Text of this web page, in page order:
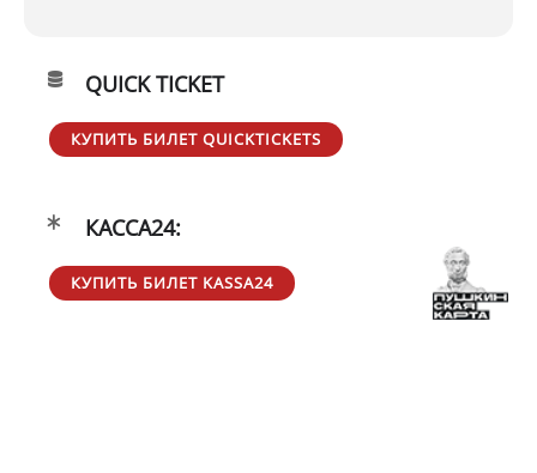
QUICK TICKET
КУПИТЬ БИЛЕТ QUICKTICKETS
КАССА24:
КУПИТЬ БИЛЕТ KASSA24